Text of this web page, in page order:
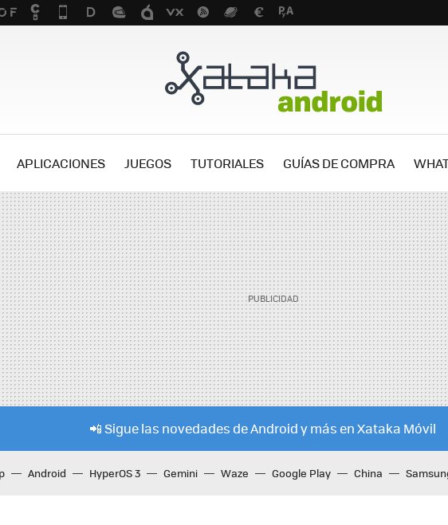
APLICACIONES JUEGOS TUTORIALES GUÍAS DE COMPRA
📲 Sigue las novedades de Android y más en Xataka Móvil
Android HyperOS 3 Gemini Waze Google Play China